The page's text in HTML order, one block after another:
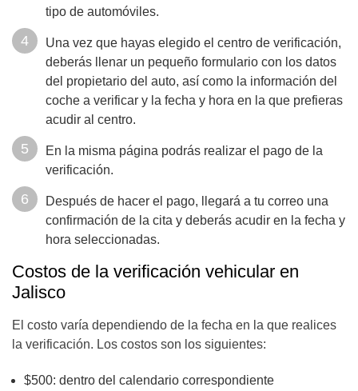
tipo de automóviles.
Una vez que hayas elegido el centro de verificación,
deberás llenar un pequeño formulario con los datos
del propietario del auto, así como la información del
coche a verificar y la fecha y hora en la que prefieras
acudir al centro.
En la misma página podrás realizar el pago de la
verificación.
Después de hacer el pago, llegará a tu correo una
confirmación de la cita y deberás acudir en la fecha y
hora seleccionadas.
Costos de la verificación vehicular en
Jalisco
El costo varía dependiendo de la fecha en la que realices
la verificación. Los costos son los siguientes:
$500: dentro del calendario correspondiente